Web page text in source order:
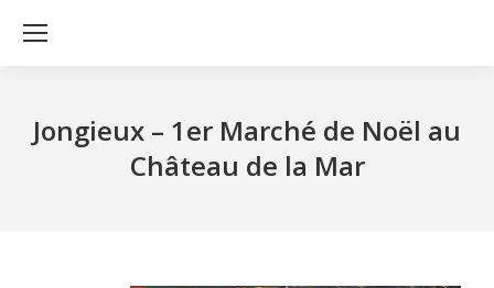
Jongieux – 1er Marché de Noël au
Château de la Mar